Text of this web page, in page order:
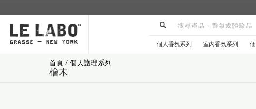
個人香氛系列 室內香氛系列
首頁 / 個人護理系列
檜木